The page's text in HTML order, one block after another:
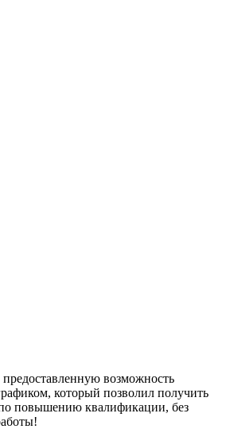
возможность
который позволил получить
повышению квалификации, без